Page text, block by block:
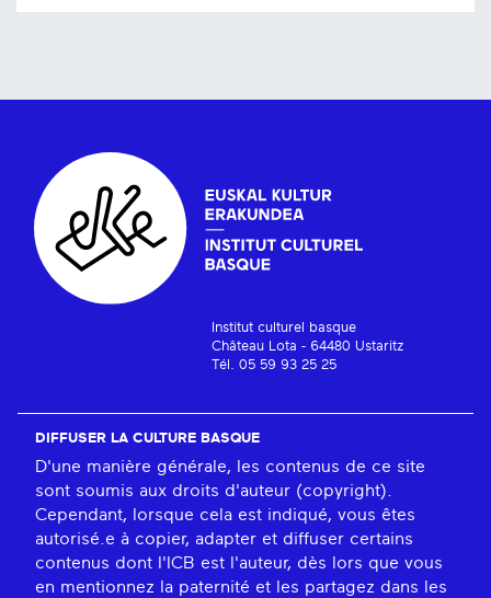
Institut culturel basque
Château Lota - 64480 Ustaritz
Tél. 05 59 93 25 25
DIFFUSER LA CULTURE BASQUE
D'une manière générale, les contenus de ce site
sont soumis aux droits d'auteur (copyright).
Cependant, lorsque cela est indiqué, vous êtes
autorisé.e à copier, adapter et diffuser certains
contenus dont l'ICB est l'auteur, dès lors que vous
en mentionnez la paternité et les partagez dans les